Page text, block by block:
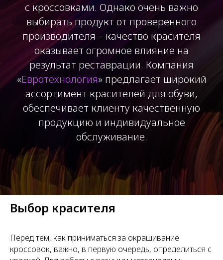
с кроссовками. Однако очень важно
выбирать продукт от проверенного
производителя – качество красителя
оказывает огромное влияние на
результат реставрации. Компания
«Евротехнология» предлагает широкий
ассортимент красителей для обуви,
обеспечивает клиенту качественную
продукцию и индивидуальное
обслуживание.
Выбор красителя
Перед тем, как приниматься за окрашивание
кроссовок, важно, в первую очередь, определиться с